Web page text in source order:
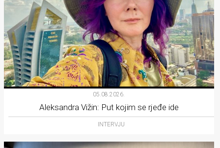
05.08.2026.
Aleksandra Vižin: Put kojim se rjeđe ide
INTERVJU